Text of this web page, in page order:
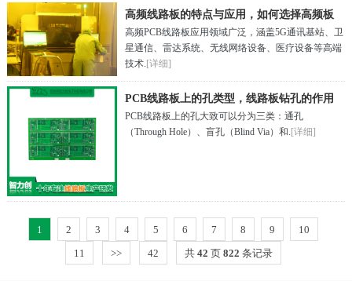
高频线路板的特点与应用，如何选择高频板
生产厂家
高频PCB线路板应用领域广泛，涵盖5G通讯基站、卫
星通信、雷达系统、无线网络设备、医疗设备等高端
技术. [详细]
PCB线路板上的孔类型，线路板钻孔的作用
PCB线路板​上的孔大致可以分为三类：通孔
（Through Hole）、盲孔（Blind Via）和.[详细]
1 2 3 4 5 6 7 8 9 10
11 >> 42 共 42 页 822 条记录